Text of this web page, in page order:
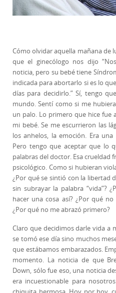
Cómo olvidar aquella mañana de
que el ginecólogo nos dijo
noticia, pero su bebé tiene
indicada para abortarlo si es lo
días para decidirlo.” Sí, tengo
mundo. Sentí como si me
un palo. Lo primero que hice fue
mi bebé. Se me escurrieron las
los anhelos, la emoción. Era
Pero tengo que aceptar que lo
palabras del doctor. Esa crueldad
psicológico. Como si hubieran
¿Por qué se sintió con la libertad
sin subrayar la palabra “vida”?
hacer una cosa así? ¿Por qué
¿Por qué no me abrazó primero?
Claro que decidimos darle vida a
se tomó ese día sino muchos
que estábamos embarazados.
momento. La noticia de que
Down, sólo fue eso, una noticia
era incuestionable para